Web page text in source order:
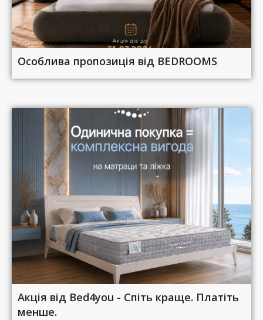
Особлива пропозиція від BEDROOMS
Акція від Bed4you - Спіть краще. Платіть
менше.